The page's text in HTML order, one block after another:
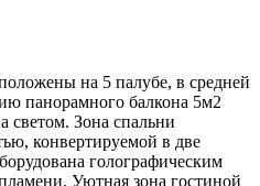
на 5 палубе, в средней
панорамного балкона 5м2
светом. Зона спальни
конвертируемой в две
голографическим
Уютная зона гостиной